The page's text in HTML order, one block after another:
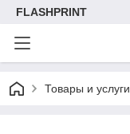
FLASHPRINT
Товары и услуги